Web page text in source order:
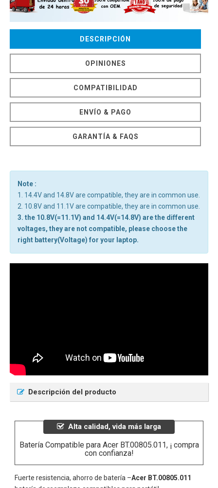
DESCRIPCIÓN
OPINIONES
COMPATIBILIDAD
ENVÍO & PAGO
GARANTÍA & FAQS
Note :
1. 14.4V and 14.8V are compatible, they are in common use.
2. 10.8V and 11.1V are compatible, they are in common use.
3. the 10.8V(=11.1V) and 14.4V(=14.8V) are the different
voltages, they are not compatible, please choose the
right battery(Voltage) for your laptop.
Descripción del producto
Alta calidad, vida más larga
Batería Compatible para Acer BT.00805.011, ¡ compra
con confianza!
Fuerte resistencia, ahorro de batería –Acer BT.00805.011